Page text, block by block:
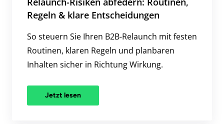
Regeln & klare Entscheidungen
So steuern Sie Ihren B2B-Relaunch mit festen
Routinen, klaren Regeln und planbaren
Inhalten sicher in Richtung Wirkung.
Jetzt lesen